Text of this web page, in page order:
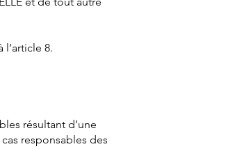
8.
résultant d’une
responsables des